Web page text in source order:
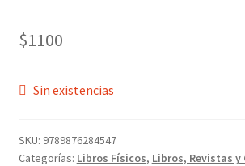
preguntas
$1100
Sin existencias
SKU: 9789876284547
Categorías: Libros Físicos, Libros, Revistas y